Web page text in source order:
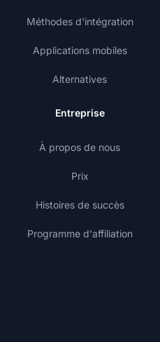
Méthodes d'intégration
Applications mobiles
Alternatives
Entreprise
À propos de nous
Prix
Histoires de succès
Programme d'affiliation